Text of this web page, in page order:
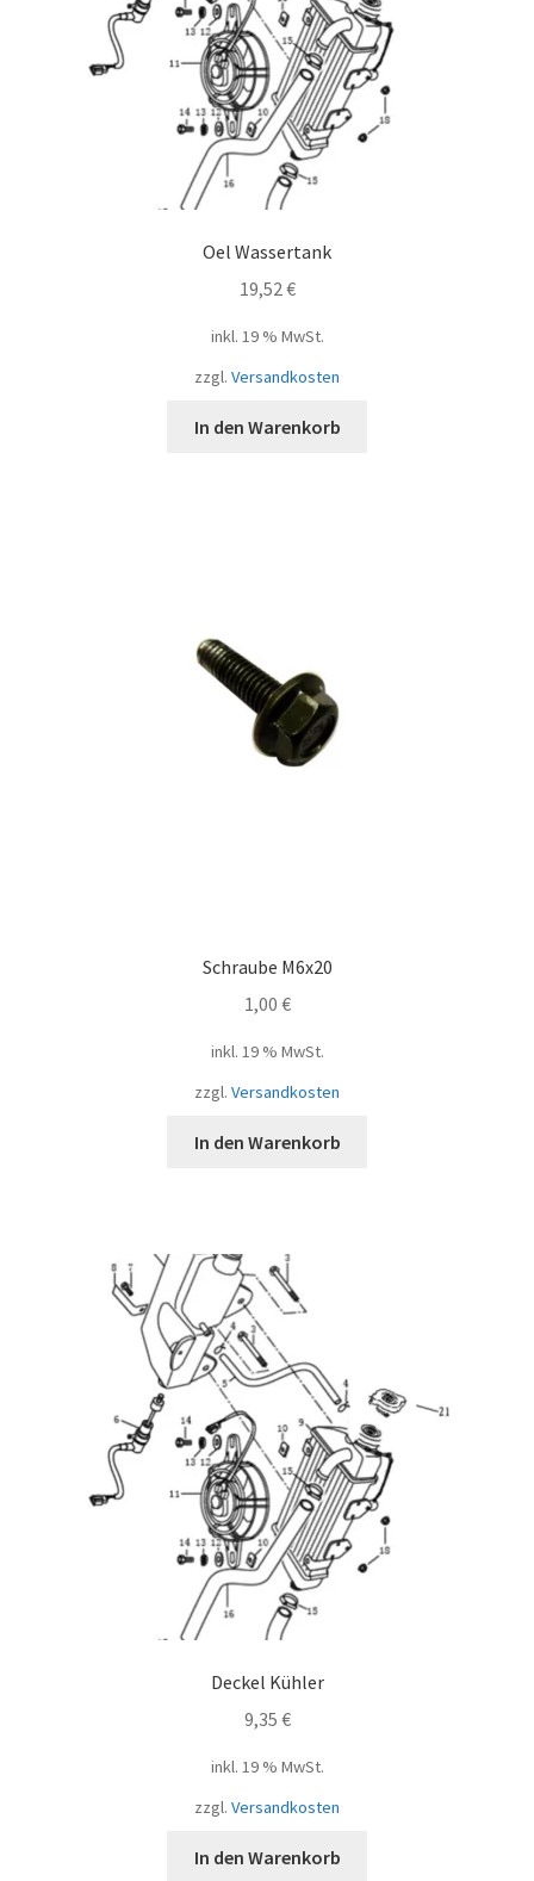
Oel Wassertank
19,52 €
inkl. 19 % MwSt.
zzgl. Versandkosten
In den Warenkorb
Schraube M6x20
1,00 €
inkl. 19 % MwSt.
zzgl. Versandkosten
In den Warenkorb
Deckel Kühler
9,35 €
inkl. 19 % MwSt.
zzgl. Versandkosten
In den Warenkorb